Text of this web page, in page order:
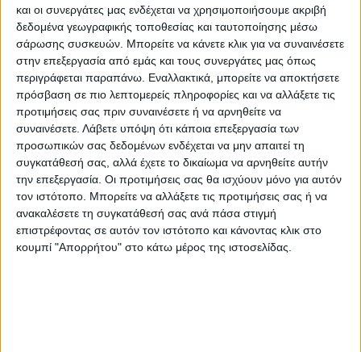
και οι συνεργάτες μας ενδέχεται να χρησιμοποιήσουμε ακριβή
δεδομένα γεωγραφικής τοποθεσίας και ταυτοποίησης μέσω
σάρωσης συσκευών. Μπορείτε να κάνετε κλικ για να συναινέσετε
στην επεξεργασία από εμάς και τους συνεργάτες μας όπως
περιγράφεται παραπάνω. Εναλλακτικά, μπορείτε να αποκτήσετε
πρόσβαση σε πιο λεπτομερείς πληροφορίες και να αλλάξετε τις
προτιμήσεις σας πριν συναινέσετε ή να αρνηθείτε να
συναινέσετε. Λάβετε υπόψη ότι κάποια επεξεργασία των
προσωπικών σας δεδομένων ενδέχεται να μην απαιτεί τη
συγκατάθεσή σας, αλλά έχετε το δικαίωμα να αρνηθείτε αυτήν
την επεξεργασία. Οι προτιμήσεις σας θα ισχύουν μόνο για αυτόν
τον ιστότοπο. Μπορείτε να αλλάξετε τις προτιμήσεις σας ή να
ανακαλέσετε τη συγκατάθεσή σας ανά πάσα στιγμή
επιστρέφοντας σε αυτόν τον ιστότοπο και κάνοντας κλικ στο
κουμπί "Απορρήτου" στο κάτω μέρος της ιστοσελίδας.
Όλες οι εξελίξεις στην περιοχή της
Καρδίτσας και ευρύτερα της Θεσσαλίας
ΠΡΟΗΓΟΥΜΕΝΟ ΑΡΘΡΟ
Κορονοϊός: Στα 352 τα
κρούσματα στην Ελλάδα - 21
ΕΠΟΜΕΝΟ ΑΡΘΡΟ
Κορωνοϊός: Ποια
καταστήματα δεν κλείνουν
-Ανοικτά και τις Κυριακές τα
σούπερ μάρκετ